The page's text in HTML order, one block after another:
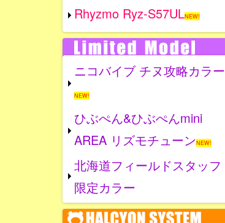
Rhyzmo Ryz-S57ULNEW!
ニコバイブ チヌ攻略カラー
NEW!
ひぶぺん&ひぶぺんmini
AREA リズモチューンNEW!
北海道フィールドスタッフ
限定カラー